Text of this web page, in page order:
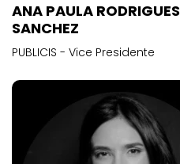
ANA PAULA RODRIGUES
SANCHEZ
PUBLICIS - Vice Presidente